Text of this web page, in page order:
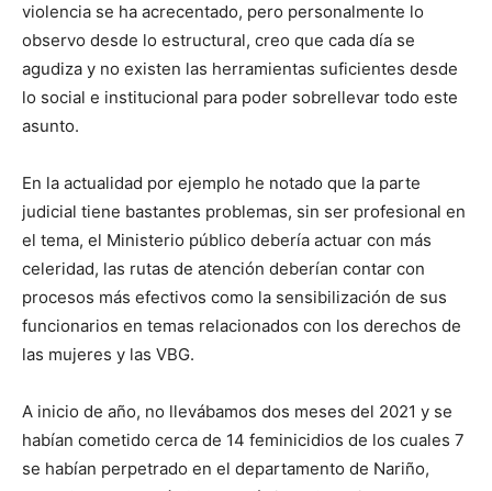
violencia se ha acrecentado, pero personalmente lo
observo desde lo estructural, creo que cada día se
agudiza y no existen las herramientas suficientes desde
lo social e institucional para poder sobrellevar todo este
asunto.
En la actualidad por ejemplo he notado que la parte
judicial tiene bastantes problemas, sin ser profesional en
el tema, el Ministerio público debería actuar con más
celeridad, las rutas de atención deberían contar con
procesos más efectivos como la sensibilización de sus
funcionarios en temas relacionados con los derechos de
las mujeres y las VBG.
A inicio de año, no llevábamos dos meses del 2021 y se
habían cometido cerca de 14 feminicidios de los cuales 7
se habían perpetrado en el departamento de Nariño,